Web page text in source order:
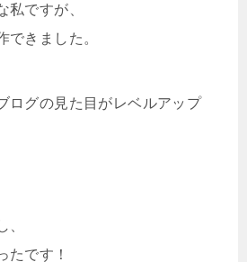
私ですが、
できました。
ログの見た目がレベルアップ
、
たです！